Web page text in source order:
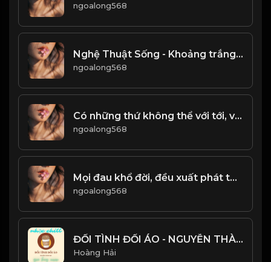
ngoalong568
Nghệ Thuật Sống - Khoảng trắng cũng là một sắc màu! & Đạo
ngoalong568
Có những thứ không thể với tới, vậy thì nhìn từ xa cũng được. Chấp nhận sự bình thường của bản thân, bởi hạnh phúc không phải là đích đến, mà chính là
ngoalong568
Mọi đau khổ đời, đều xuất phát từ cái tâm chật hòi...! Đạo
ngoalong568
ĐỔI TÌNH ĐỔI ÁO - NGUYỄN THÀNH ĐẠT - GIA HUY COVER - NHẠC CHILL CỰC HAY
Hoàng Hải